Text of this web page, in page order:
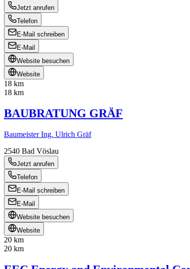
Jetzt anrufen
Telefon
E-Mail schreiben
E-Mail
Website besuchen
Website
18 km
18 km
BAUBRATUNG GRÄF
Baumeister Ing. Ulrich Gräf
2540 Bad Vöslau
Jetzt anrufen
Telefon
E-Mail schreiben
E-Mail
Website besuchen
Website
20 km
20 km